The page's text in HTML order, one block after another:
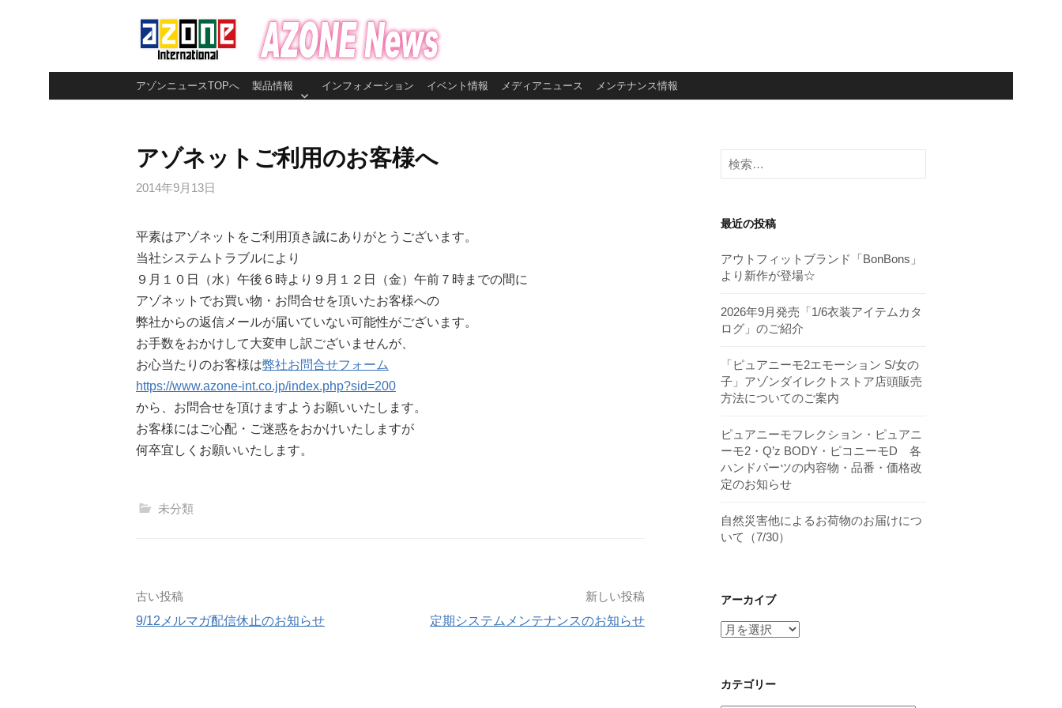
ン
アゾンニュースTOPへ 製品情報 インフォメーション イベント情報 メディアニュース メンテナンス情報
アゾネットご利用のお客様へ
2014年9月13日
平素はアゾネットをご利用頂き誠にありがとうございます。
当社システムトラブルにより
９月１０日（水）午後６時より９月１２日（金）午前７時までの間に
アゾネットでお買い物・お問合せを頂いたお客様への
弊社からの返信メールが届いていない可能性がございます。
お手数をおかけして大変申し訳ございませんが、
お心当たりのお客様は弊社お問合せフォーム
https://www.azone-int.co.jp/index.php?sid=200
から、お問合せを頂けますようお願いいたします。
お客様にはご心配・ご迷惑をおかけいたしますが
何卒宜しくお願いいたします。
未分類
投
稿
古い投稿
9/12メルマガ配信休止のお知らせ
新しい投稿
定期システムメンテナンスのお知らせ
検
索:
最近の投稿
アウトフィットブランド「BonBons」
より新作が登場☆
2026年9月発売「1/6衣装アイテムカタ
ログ」のご紹介
「ピュアニーモ2エモーション S/女の
子」アゾンダイレクトストア店頭販売
方法についてのご案内
ピュアニーモフレクション・ピュアニ
ーモ2・Q’z BODY・ピコニーモD 各
ハンドパーツの内容物・品番・価格改
定のお知らせ
自然災害他によるお荷物のお届けにつ
いて（7/30）
アーカイブ
ア
イ
ブ
カテゴリー